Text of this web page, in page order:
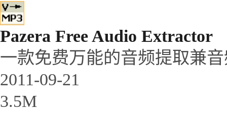
Pazera Free Audio Extractor
一款免费万能的音频提取兼
2011-09-21
3.5M